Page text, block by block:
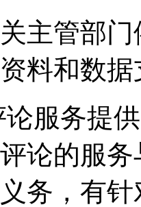
关主管部
料和数
服务提
论的服
务，有